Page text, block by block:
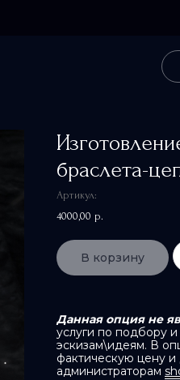
браслета-
Артикул:
4000,00 р.
В корзину
Данная опция не
услуги по подбору
эскизам\идеям. В
фактическую цену
администраторам